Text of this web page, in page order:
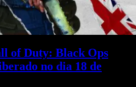
of Duty: Black Ops
no dia 18 de